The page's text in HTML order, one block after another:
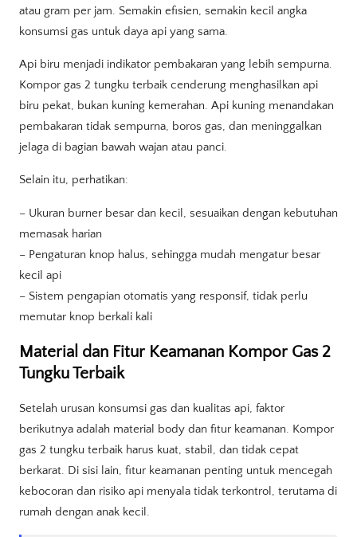
atau gram per jam. Semakin efisien, semakin kecil angka
konsumsi gas untuk daya api yang sama.
Api biru menjadi indikator pembakaran yang lebih sempurna.
Kompor gas 2 tungku terbaik cenderung menghasilkan api
biru pekat, bukan kuning kemerahan. Api kuning menandakan
pembakaran tidak sempurna, boros gas, dan meninggalkan
jelaga di bagian bawah wajan atau panci.
Selain itu, perhatikan:
– Ukuran burner besar dan kecil, sesuaikan dengan kebutuhan
memasak harian
– Pengaturan knop halus, sehingga mudah mengatur besar
kecil api
– Sistem pengapian otomatis yang responsif, tidak perlu
memutar knop berkali kali
Material dan Fitur Keamanan Kompor Gas 2
Tungku Terbaik
Setelah urusan konsumsi gas dan kualitas api, faktor
berikutnya adalah material body dan fitur keamanan. Kompor
gas 2 tungku terbaik harus kuat, stabil, dan tidak cepat
berkarat. Di sisi lain, fitur keamanan penting untuk mencegah
kebocoran dan risiko api menyala tidak terkontrol, terutama di
rumah dengan anak kecil.